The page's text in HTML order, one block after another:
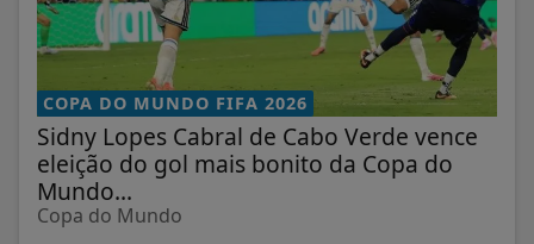
COPA DO MUNDO FIFA 2026
Sidny Lopes Cabral de Cabo Verde vence
eleição do gol mais bonito da Copa do
Mundo...
Copa do Mundo